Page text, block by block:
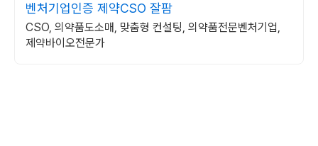
벤처기업인증 제약CSO 잘팜
CSO, 의약품도소매, 맞춤형 컨설팅, 의약품전문벤처기업,
제약바이오전문가